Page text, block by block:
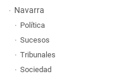
Navarra
Política
Sucesos
Tribunales
Sociedad